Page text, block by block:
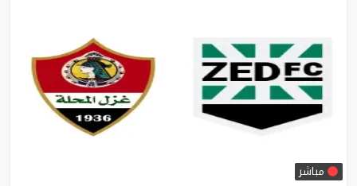
مباشر